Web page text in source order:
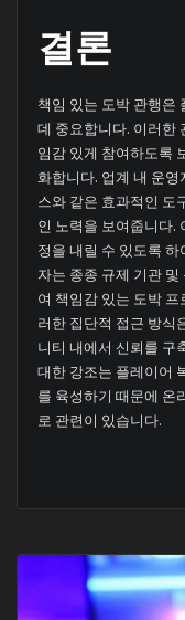
결론
책임 있는 도박 관행은
데 중요합니다. 이러한
임감 있게 참여하도록
화합니다. 업계 내 운
스와 같은 효과적인 도
인 노력을 보여줍니다.
정을 내릴 수 있도록
자는 종종 규제 기관
여 책임감 있는 도박
러한 집단적 접근 방식
니티 내에서 신뢰를 구
대한 강조는 플레이어
를 육성하기 때문에 온
로 관련이 있습니다.